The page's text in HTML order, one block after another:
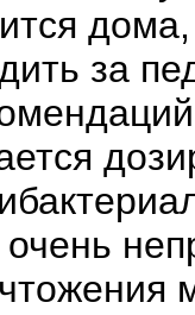
за
очень